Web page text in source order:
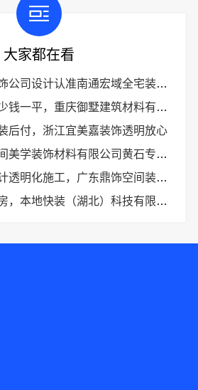
大家都在看
计认准南通宏域全宅装饰建材有限公司
一平，重庆御墅建筑材料有限公司
后付，浙江宜美嘉装饰透明放心
饰材料有限公司黄石专业空间设计一站式
施工，广东鼎饰空间装饰工程有限公司
快装（湖北）科技有限公司翻新更省心